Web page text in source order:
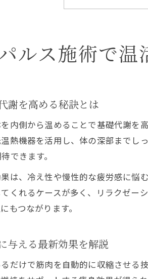
セルライ
エステサロ
痩身エス
奈良県エ
電磁パルス
エステサ
温活エス
ルス施術で温
謝を高める秘訣とは
内側から温めることで基礎代謝を
熱機器を活用し、体の深部までし
できます。
は、冷え性や慢性的な疲労感に悩
くれるケースが多く、リラクゼー
もつながります。
与える最新効果を解説
だけで筋肉を自動的に収縮させる